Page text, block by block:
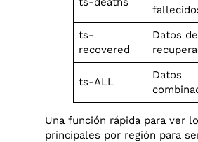
ts-
recovered
Datos de
ts-ALL
Datos
Una función rápida para ver
principales por región para